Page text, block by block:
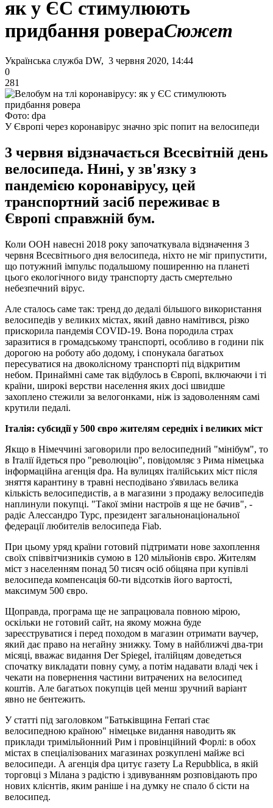
як у ЄС стимулюють
придбання ровераСюжет
Українська служба DW, 3 червня 2020, 14:44
0
281
Фото: dpa
У Європі через коронавірус значно зріс попит на велосипеди
3 червня відзначається Всесвітній день
велосипеда. Нині, у зв'язку з
пандемією коронавірусу, цей
транспортний засіб переживає в
Європі справжній бум.
Коли ООН навесні 2018 року започаткувала відзначення 3
червня Всесвітнього дня велосипеда, ніхто не міг припустити,
що потужний імпульс подальшому поширенню на планеті
цього екологічного виду транспорту дасть смертельно
небезпечний вірус.
Але сталось саме так: тренд до дедалі більшого використання
велосипедів у великих містах, який давно намітився, різко
прискорила пандемія COVID-19. Вона породила страх
заразитися в громадському транспорті, особливо в години пік
дорогою на роботу або додому, і спонукала багатьох
пересуватися на двоколісному транспорті під відкритим
небом. Принаймні саме так відбулось в Європі, включаючи і ті
країни, широкі верстви населення яких досі швидше
захоплено стежили за велогонками, ніж із задоволенням самі
крутили педалі.
Італія: субсидії у 500 євро жителям середніх і великих міст
Якщо в Німеччині заговорили про велосипедний "мінібум", то
в Італії йдеться про "революцію", повідомляє з Рима німецька
інформаційна агенція dpa. На вулицях італійських міст після
зняття карантину в травні несподівано з'явилась велика
кількість велосипедистів, а в магазини з продажу велосипедів
наплинули покупці. "Такої зміни настроїв я ще не бачив", -
радіє Алессандро Турс, президент загальнонаціональної
федерації любителів велосипеда Fiab.
При цьому уряд країни готовий підтримати нове захоплення
своїх співвітчизників сумою в 120 мільйонів євро. Жителям
міст з населенням понад 50 тисяч осіб обіцяна при купівлі
велосипеда компенсація 60-ти відсотків його вартості,
максимум 500 євро.
Щоправда, програма ще не запрацювала повною мірою,
оскільки не готовий сайт, на якому можна буде
зареєструватися і перед походом в магазин отримати ваучер,
який дає право на негайну знижку. Тому в найближчі два-три
місяці, вважає видання Der Spiegel, італійцям доведеться
спочатку викладати повну суму, а потім надавати владі чек і
чекати на повернення частини витрачених на велосипед
коштів. Але багатьох покупців цей менш зручний варіант
явно не бентежить.
У статті під заголовком "Батьківщина Ferrari стає
велосипедною країною" німецьке видання наводить як
приклади тримільйонний Рим і провінційний Форлі: в обох
містах в спеціалізованих магазинах розкуплені майже всі
велосипеди. А агенція dpa цитує газету La Repubblica, в якій
торговці з Мілана з радістю і здивуванням розповідають про
нових клієнтів, яким раніше і на думку не спало б сісти на
велосипед.